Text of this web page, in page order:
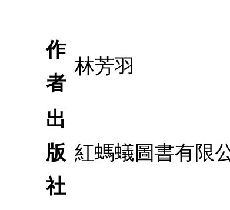
作
者
林芳羽
出
版
社
紅螞蟻圖書有限